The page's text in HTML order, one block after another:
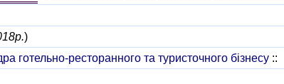
)
готельно-ресторанного та туристочного бізнесу ::